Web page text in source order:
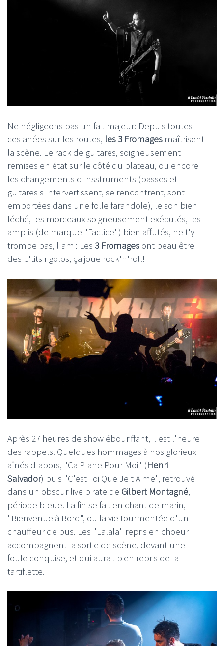
Ne négligeons pas un fait majeur: Depuis toutes
ces anées sur les routes, les 3 Fromages maîtrisent
la scène. Le rack de guitares, soigneusement
remises en état sur le côté du plateau, ou encore
les changements d'insstruments (basses et
guitares s'intervertissent, se rencontrent, sont
emportées dans une folle farandole), le son bien
léché, les morceaux soigneusement exécutés, les
amplis (de marque "Factice") bien affutés, ne t'y
trompe pas, l'ami: Les 3 Fromages ont beau être
des p'tits rigolos, ça joue rock'n'roll!
Après 27 heures de show ébouriffant, il est l'heure
des rappels. Quelques hommages à nos glorieux
aînés d'abors, "Ca Plane Pour Moi" (Henri
Salvador) puis "C'est Toi Que Je t'Aime", retrouvé
dans un obscur live pirate de Gilbert Montagné,
période bleue. La fin se fait en chant de marin,
"Bienvenue à Bord", ou la vie tourmentée d'un
chauffeur de bus. Les "Lalala" repris en choeur
accompagnent la sortie de scène, devant une
foule conquise, et qui aurait bien repris de la
tartiflette.